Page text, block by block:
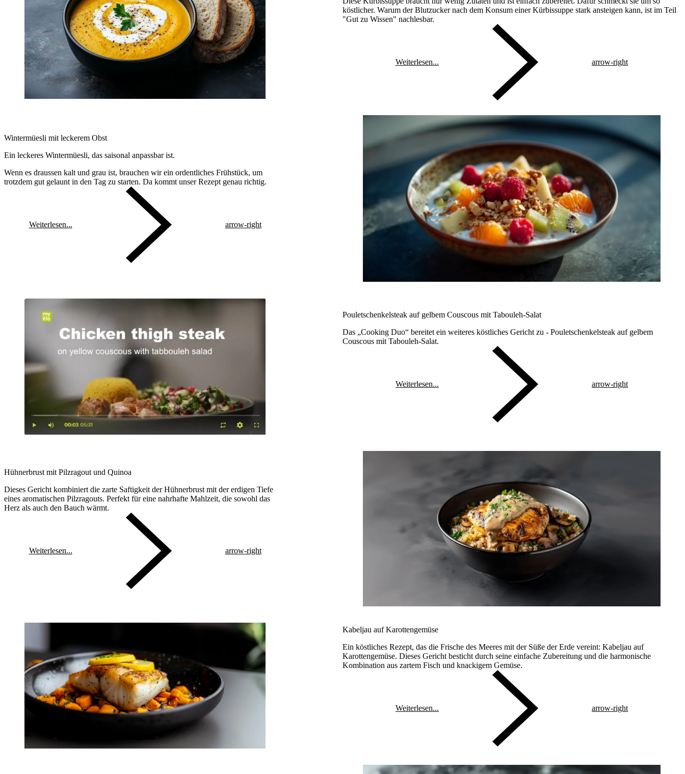
köstlicher. Warum der Blutzucker nach dem Konsum einer Kürbissuppe stark ansteigen kann, ist im Teil
"Gut zu Wissen" nachlesbar.
Weiterlesen... arrow-right
Wintermüesli mit leckerem Obst
Ein leckeres Wintermüesli, das saisonal anpassbar ist.
Wenn es draussen kalt und grau ist, brauchen wir ein ordentliches Frühstück, um
trotzdem gut gelaunt in den Tag zu starten. Da kommt unser Rezept genau richtig.
Weiterlesen... arrow-right
Pouletschenkelsteak auf gelbem Couscous mit Tabouleh-Salat
Das „Cooking Duo“ bereitet ein weiteres köstliches Gericht zu - Pouletschenkelsteak auf gelbem
Couscous mit Tabouleh-Salat.
Weiterlesen... arrow-right
Hühnerbrust mit Pilzragout und Quinoa
Dieses Gericht kombiniert die zarte Saftigkeit der Hühnerbrust mit der erdigen Tiefe
eines aromatischen Pilzragouts. Perfekt für eine nahrhafte Mahlzeit, die sowohl das
Herz als auch den Bauch wärmt.
Weiterlesen... arrow-right
Kabeljau auf Karottengemüse
Ein köstliches Rezept, das die Frische des Meeres mit der Süße der Erde vereint: Kabeljau auf
Karottengemüse. Dieses Gericht besticht durch seine einfache Zubereitung und die harmonische
Kombination aus zartem Fisch und knackigem Gemüse.
Weiterlesen... arrow-right